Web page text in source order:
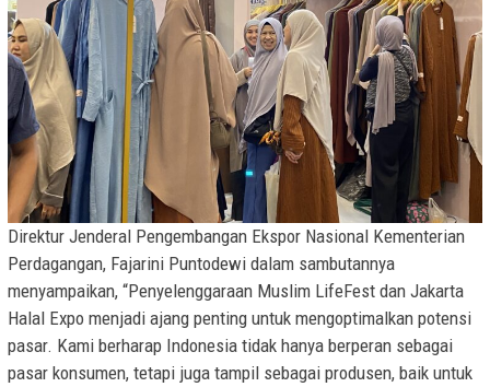
Direktur Jenderal Pengembangan Ekspor Nasional Kementerian
Perdagangan, Fajarini Puntodewi dalam sambutannya
menyampaikan, “Penyelenggaraan Muslim LifeFest dan Jakarta
Halal Expo menjadi ajang penting untuk mengoptimalkan potensi
pasar. Kami berharap Indonesia tidak hanya berperan sebagai
pasar konsumen, tetapi juga tampil sebagai produsen, baik untuk